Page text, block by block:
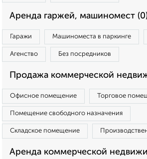
Аренда гаржей, машиномест
Гаражи Машиноместа в паркинге
Агенство Без посредников
Продажа коммерческой
Офисное помещение Торговое
Помещение свободного назначения
Складское помещение
Аренда коммерческой